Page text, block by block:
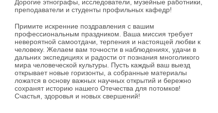
Дорогие этнографы, исследователи, музейные работники,
преподаватели и студенты профильных кафедр!
Примите искренние поздравления с вашим
профессиональным праздником. Ваша миссия требует
невероятной самоотдачи, терпения и настоящей любви к
человеку. Желаем вам точности в наблюдениях, удачи в
дальних экспедициях и радости от познания многоликого
мира человеческой культуры. Пусть каждый ваш выезд
открывает новые горизонты, а собранные материалы
ложатся в основу важных научных открытий и бережно
сохранят историю нашего Отечества для потомков!
Счастья, здоровья и новых свершений!